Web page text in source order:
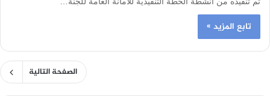
تابع المزيد »
الصفحة التالية